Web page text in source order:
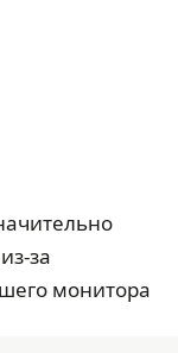
за
монитора